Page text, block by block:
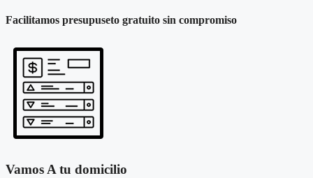
Facilitamos presupuseto gratuito sin compromiso
Vamos A tu domicilio